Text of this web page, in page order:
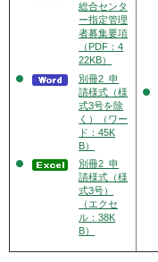
総合センタ
ー指定管理
者募集要項
（PDF：4
22KB）
別冊2_申
請様式（様
式3号を除
く）（ワー
ド：45K
B）
別冊2_申
請様式（様
式3号）
（エクセ
ル：38K
B）